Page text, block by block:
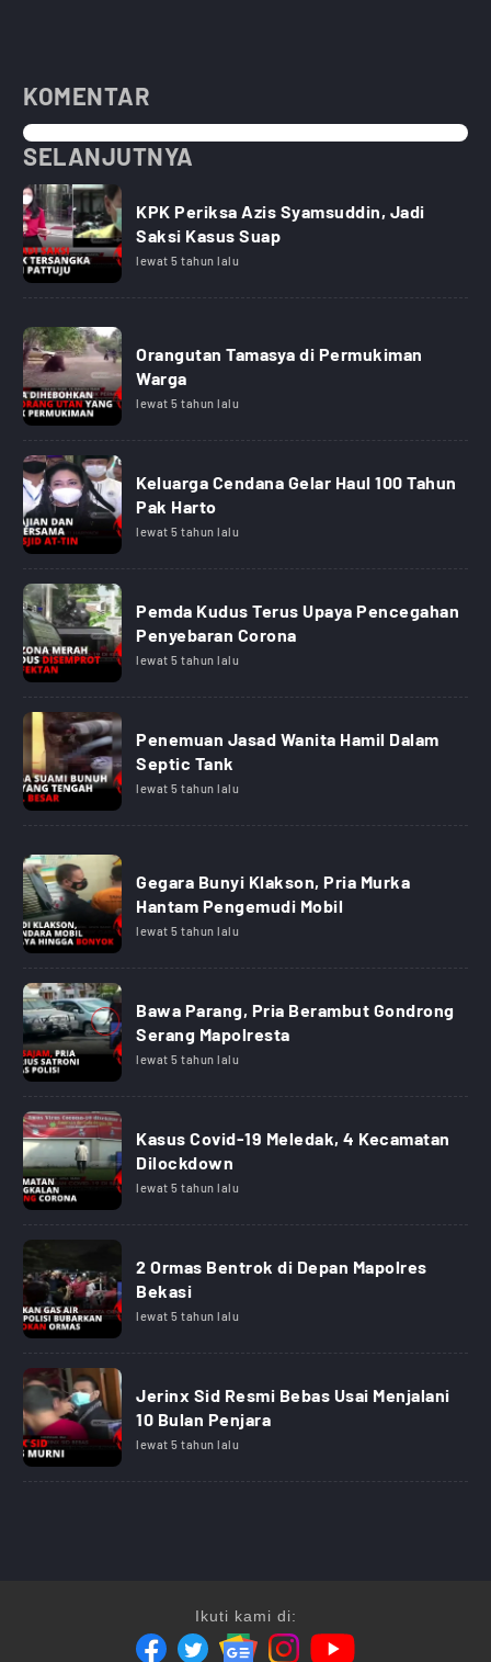
KOMENTAR
SELANJUTNYA
KPK Periksa Azis Syamsuddin, Jadi
Saksi Kasus Suap
lewat 5 tahun lalu
Orangutan Tamasya di Permukiman
Warga
lewat 5 tahun lalu
Keluarga Cendana Gelar Haul 100 Tahun
Pak Harto
lewat 5 tahun lalu
Pemda Kudus Terus Upaya Pencegahan
Penyebaran Corona
lewat 5 tahun lalu
Penemuan Jasad Wanita Hamil Dalam
Septic Tank
lewat 5 tahun lalu
Gegara Bunyi Klakson, Pria Murka
Hantam Pengemudi Mobil
lewat 5 tahun lalu
Bawa Parang, Pria Berambut Gondrong
Serang Mapolresta
lewat 5 tahun lalu
Kasus Covid-19 Meledak, 4 Kecamatan
Dilockdown
lewat 5 tahun lalu
2 Ormas Bentrok di Depan Mapolres
Bekasi
lewat 5 tahun lalu
Jerinx Sid Resmi Bebas Usai Menjalani
10 Bulan Penjara
lewat 5 tahun lalu
Ikuti kami di: